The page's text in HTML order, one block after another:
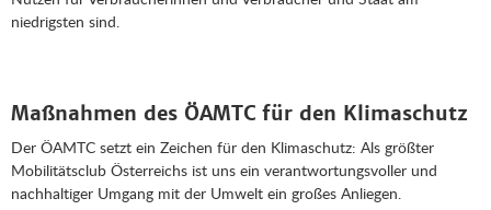
niedrigsten sind.
Maßnahmen des ÖAMTC für den Klimaschutz
Der ÖAMTC setzt ein Zeichen für den Klimaschutz: Als größter
Mobilitätsclub Österreichs ist uns ein verantwortungsvoller und
nachhaltiger Umgang mit der Umwelt ein großes Anliegen.